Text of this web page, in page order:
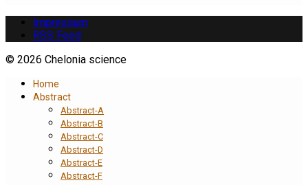
Impressum
RSS Feed
© 2026 Chelonia science
Home
Abstract
Abstract-A
Abstract-B
Abstract-C
Abstract-D
Abstract-E
Abstract-F